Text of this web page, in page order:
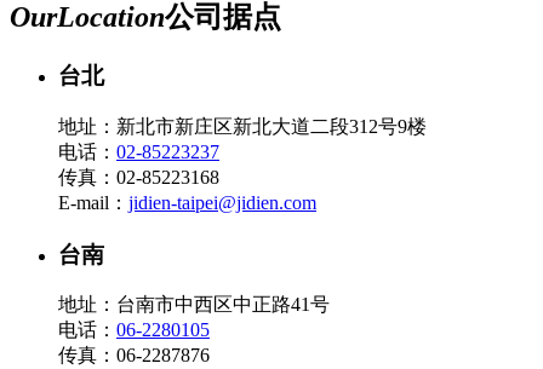
OurLocation公司据点
台北
地址：新北市新庄区新北大道二段312号9楼
电话： 02-85223237
传真：02-85223168
E-mail： jidien-taipei@jidien.com
台南
地址：台南市中西区中正路41号
电话： 06-2280105
传真：06-2287876